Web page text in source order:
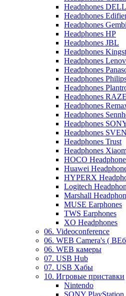
Headphones DELL
Headphones
Headphones
Headphones HP
Headphones JBL
Headphones
Headphones
Headphones
Headphones
Headphones
Headphones
Headphones
Headphones
Headphones
Headphones SVEN
Headphones Trust
Headphones
HOCO
Huawei
HYPERX
Logitech
Marshall
MUSE Earphones
TWS Earphones
XO Headphones
06. Videoconference
06. WEB Camera's (
06. WEB камеры
07. USB Hub
07. USB Хабы
10. Игровые приставки
Nintendo
SONY PlayStation